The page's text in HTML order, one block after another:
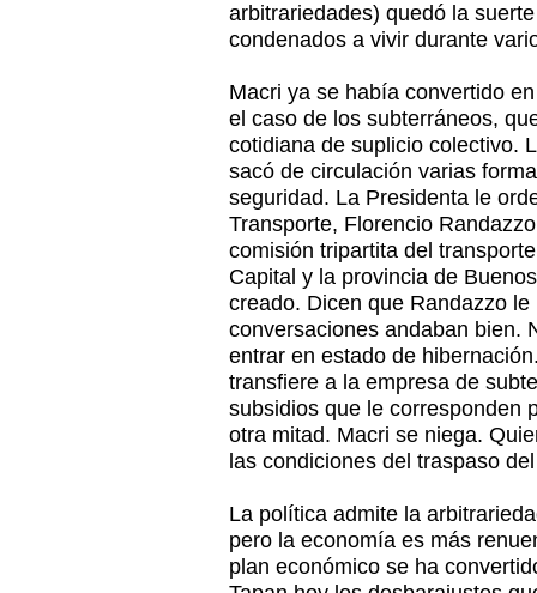
arbitrariedades) quedó la
condenados a vivir durante
Macri ya se había convertido
el caso de los subterráneos,
cotidiana de suplicio colectivo.
sacó de circulación varias
seguridad. La Presidenta le
Transporte, Florencio
comisión tripartita del
Capital y la provincia de
creado. Dicen que Randazzo
conversaciones andaban bien.
entrar en estado de
transfiere a la empresa de
subsidios que le corresponden
otra mitad. Macri se niega.
las condiciones del traspaso
La política admite la
pero la economía es más
plan económico se ha